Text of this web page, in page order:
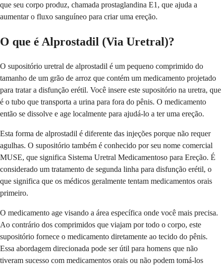
que seu corpo produz, chamada prostaglandina E1, que ajuda a
aumentar o fluxo sanguíneo para criar uma ereção.
O que é Alprostadil (Via Uretral)?
O supositório uretral de alprostadil é um pequeno comprimido do
tamanho de um grão de arroz que contém um medicamento projetado
para tratar a disfunção erétil. Você insere este supositório na uretra, que
é o tubo que transporta a urina para fora do pênis. O medicamento
então se dissolve e age localmente para ajudá-lo a ter uma ereção.
Esta forma de alprostadil é diferente das injeções porque não requer
agulhas. O supositório também é conhecido por seu nome comercial
MUSE, que significa Sistema Uretral Medicamentoso para Ereção. É
considerado um tratamento de segunda linha para disfunção erétil, o
que significa que os médicos geralmente tentam medicamentos orais
primeiro.
O medicamento age visando a área específica onde você mais precisa.
Ao contrário dos comprimidos que viajam por todo o corpo, este
supositório fornece o medicamento diretamente ao tecido do pênis.
Essa abordagem direcionada pode ser útil para homens que não
tiveram sucesso com medicamentos orais ou não podem tomá-los